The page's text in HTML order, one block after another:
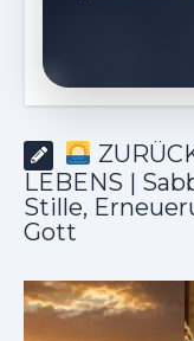
LEBENS |
Stille,
Gott